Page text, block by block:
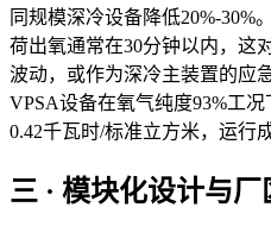
同规模深冷设备降低20%-30%
荷出氧通常在30分钟以内，这
波动，或作为深冷主装置的应
VPSA设备在氧气纯度93%工
0.42千瓦时/标准立方米，运行
三 · 模块化设计与